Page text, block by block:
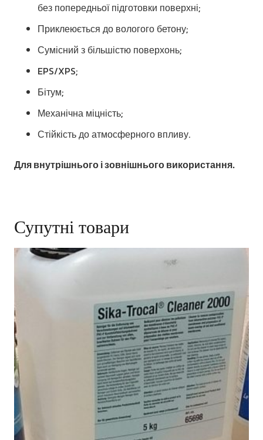
без попередньої підготовки поверхні;
Приклеюється до вологого бетону;
Сумісний з більшістю поверхонь;
EPS/XPS;
Бітум;
Механічна міцність;
Стійкість до атмосферного впливу.
Для внутрішнього і зовнішнього використання.
Супутні товари